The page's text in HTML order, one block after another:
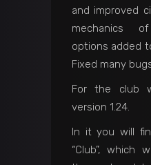
and improved
mechanics
options added
Fixed many
For the club
version 1.24.
In it you will
“Club”, which